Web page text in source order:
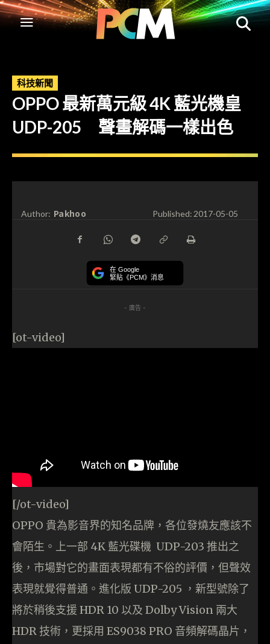
科技新聞
OPPO 最新萬元級 4K 藍光機皇
UDP-205 聲畫解碼一樣出色
Author: Pakhoo Published:2017-05-05
在 Google
緊貼《PCM》消息
- 廣告 -
[ot-video]
[/ot-video]
OPPO 貴為影音界的知名品牌，各位發燒友應該不
會陌生。上一部 4K 藍光碟機 UDP-203 推出之
後，市場對它的畫面表現都有不俗的評價，但聲效
表現就覺得普通。進化版 UDP-205 ，新型號除了
將於稍後支援 HDR 10 以及 Dolby Vision 兩大
HDR 技術，更採用 ES9038 PRO 音頻解碼晶片，